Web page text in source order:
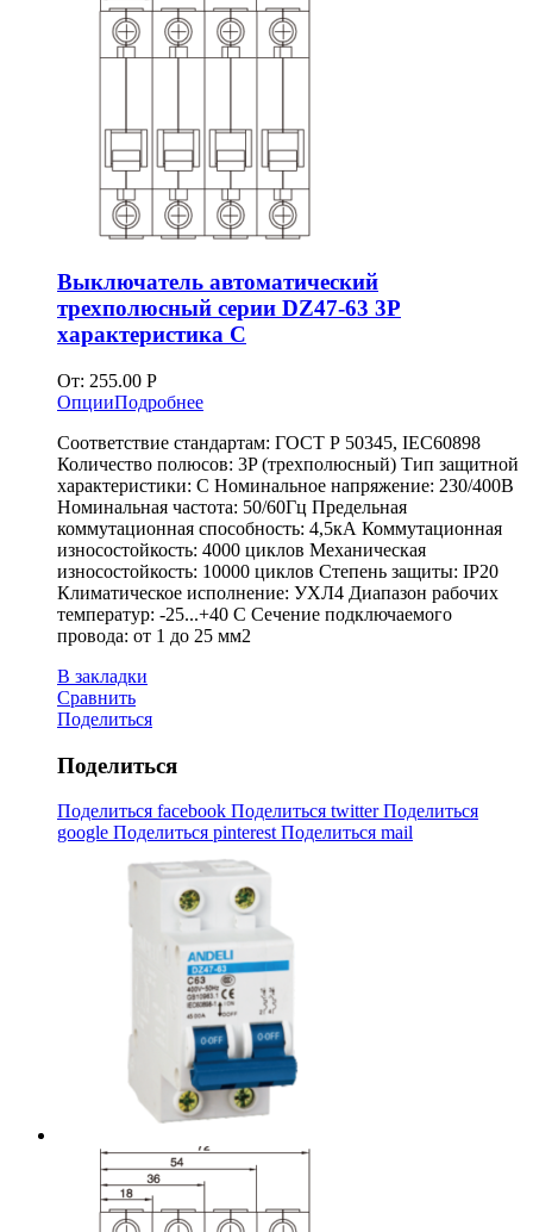
Выключатель автоматический
трехполюсный серии DZ47-63 3P
характеристика C
От: 255.00 Р
ОпцииПодробнее
Соответствие стандартам: ГОСТ Р 50345, IEC60898
Количество полюсов: 3P (трехполюсный) Тип защитной
характеристики: C Номинальное напряжение: 230/400В
Номинальная частота: 50/60Гц Предельная
коммутационная способность: 4,5кА Коммутационная
износостойкость: 4000 циклов Механическая
износостойкость: 10000 циклов Степень защиты: IP20
Климатическое исполнение: УХЛ4 Диапазон рабочих
температур: -25...+40 С Сечение подключаемого
провода: от 1 до 25 мм2
В закладки
Сравнить
Поделиться
Поделиться
Поделиться facebook Поделиться twitterПоделиться
google Поделиться pinterest Поделиться mail